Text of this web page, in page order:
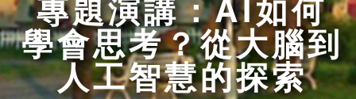
專題演講：AI如何
學會思考？從大腦到
人工智慧的探索